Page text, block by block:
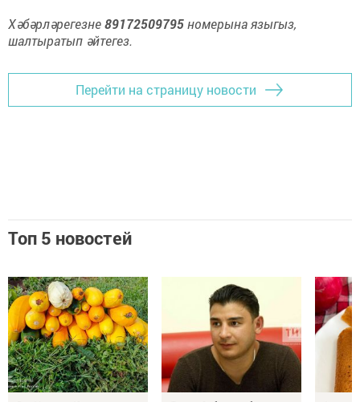
Хәбәрләрегезне89172509795номерына языгыз,
шалтыратып әйтегез.
Перейти на страницу новости
Топ 5 новостей